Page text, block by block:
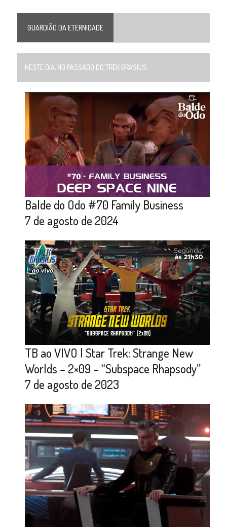
GUARDIÃO DA ETERNIDADE
NESTE DIA, NO PASSADO DO TREK BRASILIS...
Balde do Odo #70 Family Business
7 de agosto de 2024
TB ao VIVO | Star Trek: Strange New
Worlds – 2×09 – “Subspace Rhapsody”
7 de agosto de 2023